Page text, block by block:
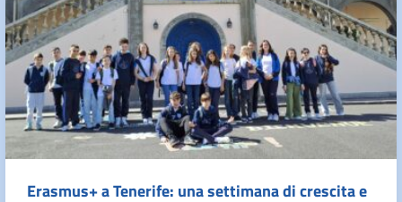
Erasmus+ a Tenerife: una settimana di crescita e